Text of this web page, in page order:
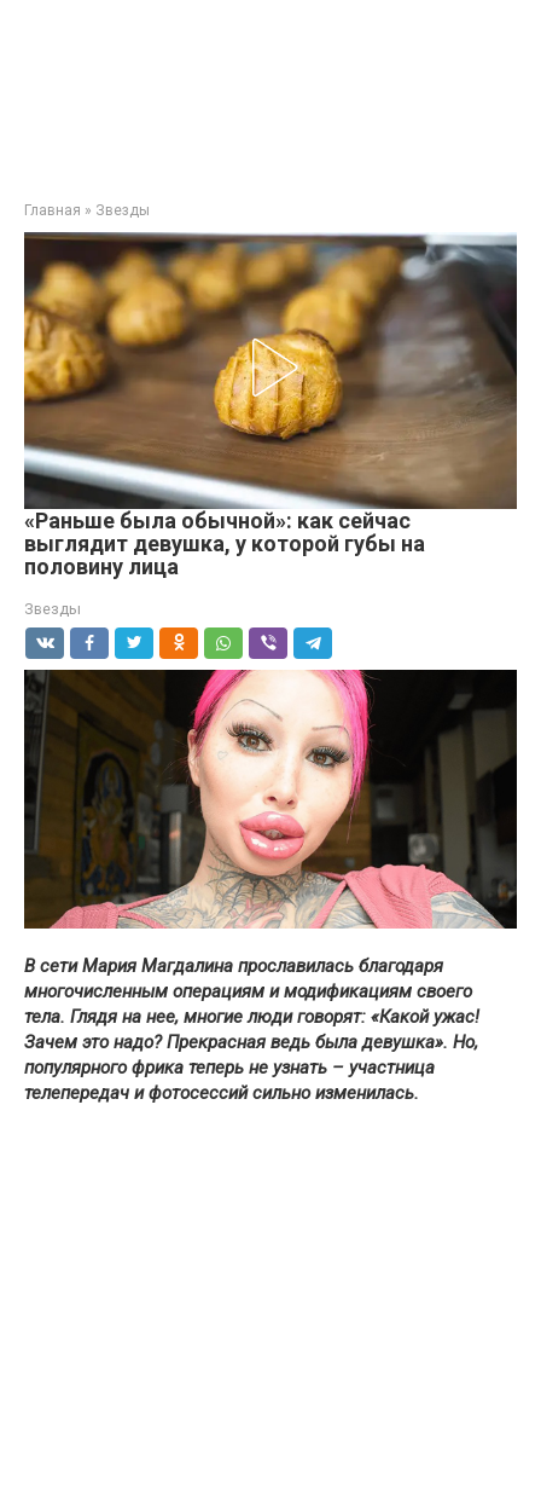
Главная » Звезды
«Раньше была обычной»: как сейчас
выглядит девушка, у которой губы на
половину лица
Звезды
В сети Мария Магдалина прославилась благодаря
многочисленным операциям и модификациям своего
тела. Глядя на нее, многие люди говорят: «Какой ужас!
Зачем это надо? Прекрасная ведь была девушка». Но,
популярного фрика теперь не узнать – участница
телепередач и фотосессий сильно изменилась.